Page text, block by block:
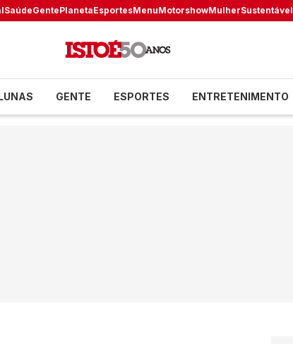
SaúdeGentePlanetaEsportesMenuMotorshowMulherSustentável
GENTE ESPORTES ENTRETENIMENTO